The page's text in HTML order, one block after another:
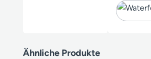
Produktgalerie überspringen
Ähnliche Produkte